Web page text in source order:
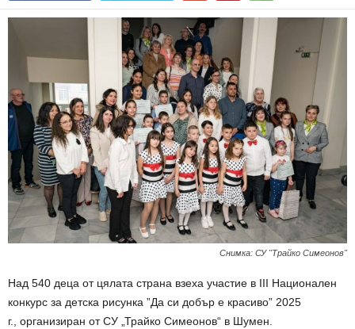
Снимка: СУ "Трайко Симеонов"
Над 540 деца от цялата страна взеха участие в III Национален
конкурс за детска рисунка ”Да си добър е красиво” 2025
г., организиран от СУ „Трайко Симеонов“ в Шумен.